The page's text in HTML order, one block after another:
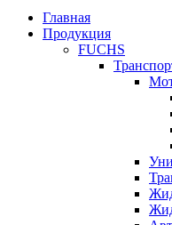
Главная
Продукция
FUCHS